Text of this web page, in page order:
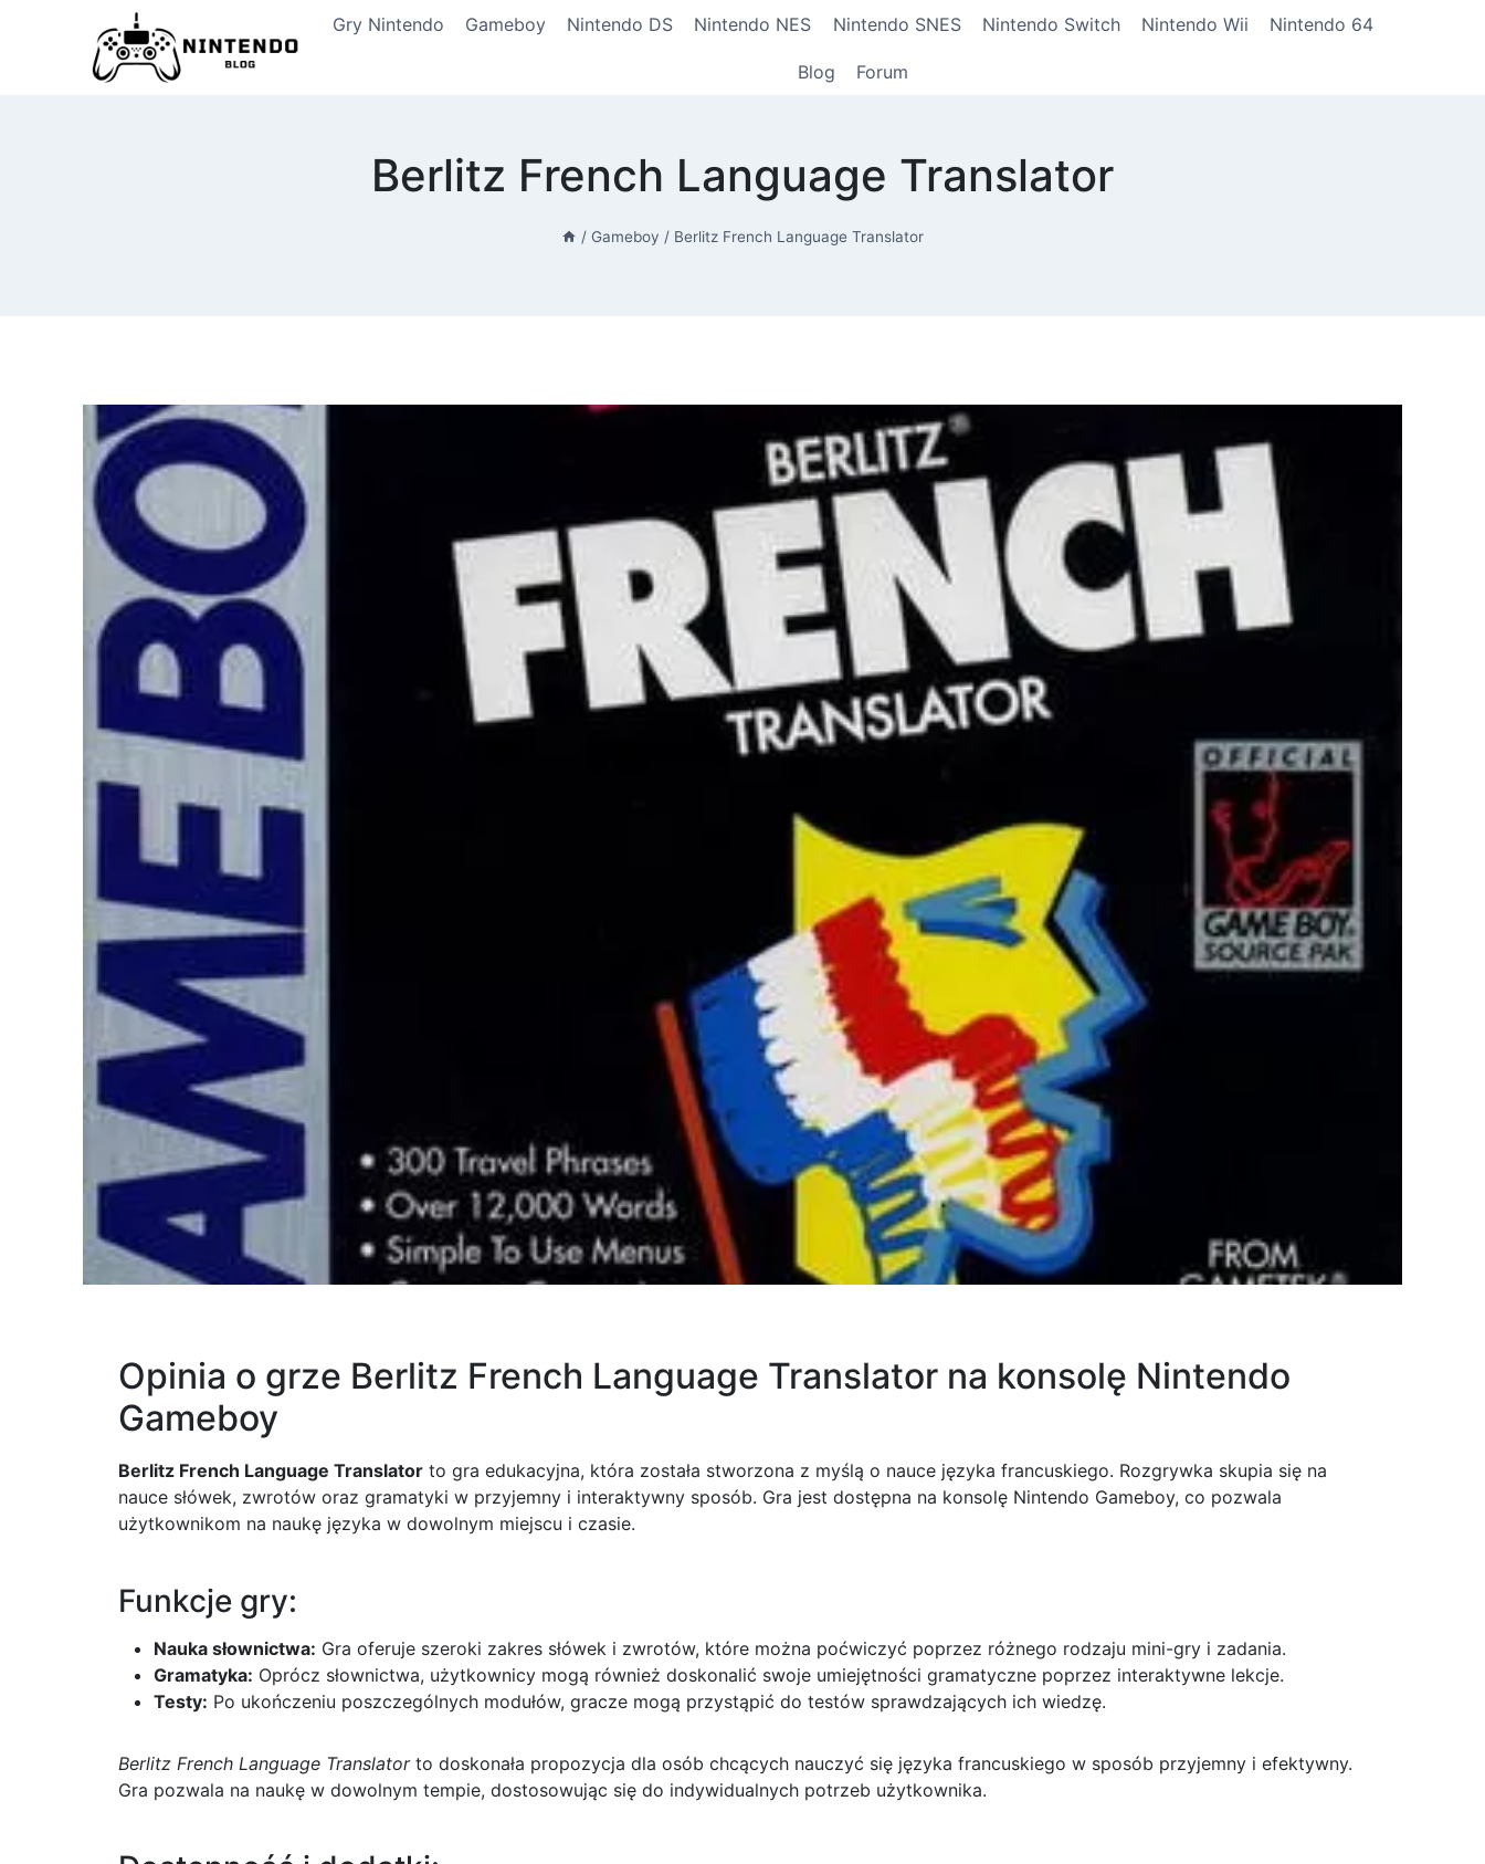
Gry Nintendo Gameboy Nintendo DS Nintendo NES Nintendo SNES Nintendo Switch Nintendo Wii Nintendo 64
Blog Forum
Berlitz French Language Translator
/ Gameboy / Berlitz French Language Translator
Opinia o grze Berlitz French Language Translator na konsolę Nintendo
Gameboy
Berlitz French Language Translator to gra edukacyjna, która została stworzona z myślą o nauce języka francuskiego. Rozgrywka skupia się na
nauce słówek, zwrotów oraz gramatyki w przyjemny i interaktywny sposób. Gra jest dostępna na konsolę Nintendo Gameboy, co pozwala
użytkownikom na naukę języka w dowolnym miejscu i czasie.
Funkcje gry:
Nauka słownictwa: Gra oferuje szeroki zakres słówek i zwrotów, które można poćwiczyć poprzez różnego rodzaju mini-gry i zadania.
Gramatyka: Oprócz słownictwa, użytkownicy mogą również doskonalić swoje umiejętności gramatyczne poprzez interaktywne lekcje.
Testy: Po ukończeniu poszczególnych modułów, gracze mogą przystąpić do testów sprawdzających ich wiedzę.
Berlitz French Language Translatorto doskonała propozycja dla osób chcących nauczyć się języka francuskiego w sposób przyjemny i efektywny.
Gra pozwala na naukę w dowolnym tempie, dostosowując się do indywidualnych potrzeb użytkownika.